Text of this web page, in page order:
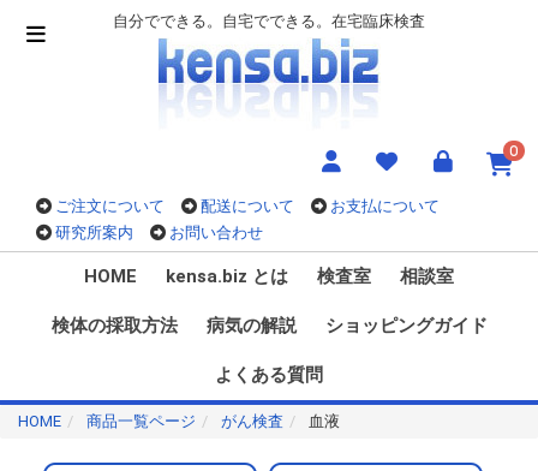
自分でできる。自宅でできる。在宅臨床検査
0
ご注文について 配送について
お支払について
研究所案内
お問い合わせ
HOME kensa.biz とは 検査室 相談室
検体の採取方法 病気の解説 ショッピングガイド
よくある質問
HOME 商品一覧ページ がん検査 血液